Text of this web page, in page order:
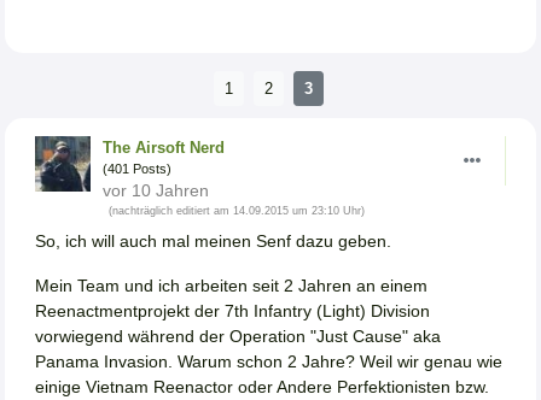
1 2 3
The Airsoft Nerd
(401 Posts)
vor 10 Jahren
(nachträglich editiert am 14.09.2015 um 23:10 Uhr)
So, ich will auch mal meinen Senf dazu geben.
Mein Team und ich arbeiten seit 2 Jahren an einem
Reenactmentprojekt der 7th Infantry (Light) Division
vorwiegend während der Operation "Just Cause" aka
Panama Invasion. Warum schon 2 Jahre? Weil wir genau wie
einige Vietnam Reenactor oder Andere Perfektionisten bzw.